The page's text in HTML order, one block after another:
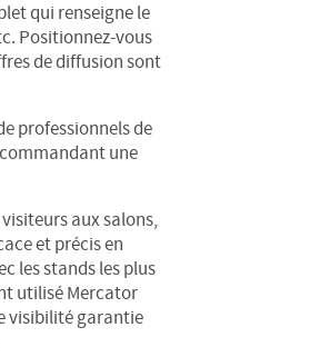
qui renseigne le
Positionnez-vous
de diffusion sont
professionnels de
une
aux salons,
et précis en
les stands les plus
utilisé Mercator
visibilité garantie